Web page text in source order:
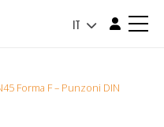
IT
Forma F – Punzoni DIN